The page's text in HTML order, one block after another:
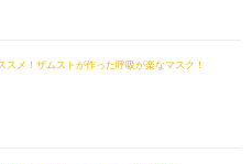
スメ！ザムストが作った呼吸が楽なマスク！